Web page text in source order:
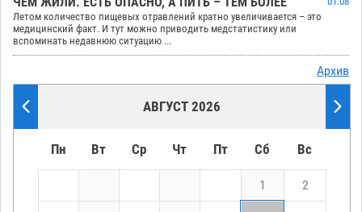
Летом количество пищевых отравлений кратно увеличивается – это
медицинский факт. И тут можно приводить медстатистику или
вспоминать недавнюю ситуацию ...
Архив
АВГУСТ 2026
Пн Вт Ср Чт Пт Сб Вс
1 2